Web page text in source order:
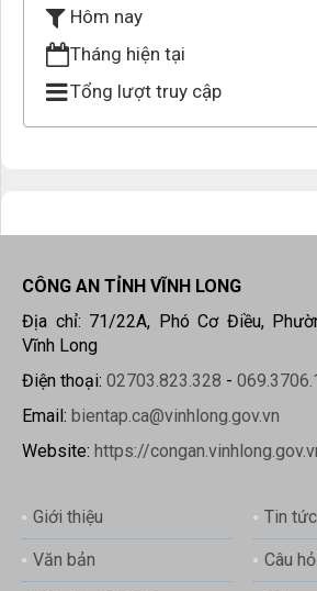
Hôm nay
Tháng hiện tại
Tổng lượt truy cập
CÔNG AN TỈNH VĨNH LONG
Địa chỉ: 71/22A, Phó Cơ Điều,
Vĩnh Long
Điện thoại: 02703.823.328 -
Email: bientap.ca@vinhlong.gov.vn
Website: https://
Giới thiệu Tin tức
Văn bản Câu